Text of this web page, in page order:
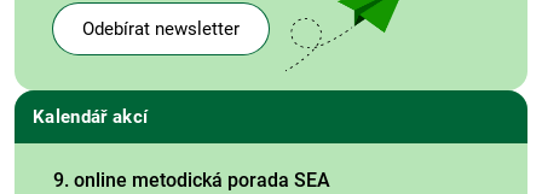
Odebírat newsletter
Kalendář akcí
9. online metodická porada SEA